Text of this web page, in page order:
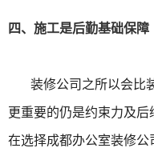
四、施工是后勤基础保障
装修公司之所以会比
更重要的仍是约束力及后
在选择成都办公室装修公